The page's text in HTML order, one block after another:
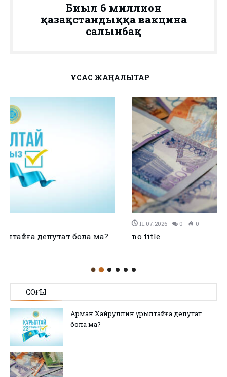
Биыл 6 миллион
қазақстандыққа вакцина
салынбақ
ҰҚСАС ЖАҢАЛЫҚТАР
no title
СОҢҒЫ
Арман Хайруллин Құрылтайға депутат
бола ма?